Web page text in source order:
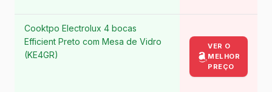
Cooktpo Electrolux 4 bocas
Efficient Preto com Mesa de Vidro
(KE4GR)
VER O
MELHOR
PREÇO